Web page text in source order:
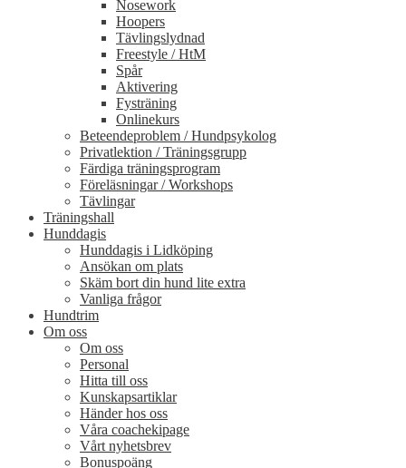
Nosework
Hoopers
Tävlingslydnad
Freestyle / HtM
Spår
Aktivering
Fysträning
Onlinekurs
Beteendeproblem / Hundpsykolog
Privatlektion / Träningsgrupp
Färdiga träningsprogram
Föreläsningar / Workshops
Tävlingar
Träningshall
Hunddagis
Hunddagis i Lidköping
Ansökan om plats
Skäm bort din hund lite extra
Vanliga frågor
Hundtrim
Om oss
Om oss
Personal
Hitta till oss
Kunskapsartiklar
Händer hos oss
Våra coachekipage
Vårt nyhetsbrev
Bonuspoäng